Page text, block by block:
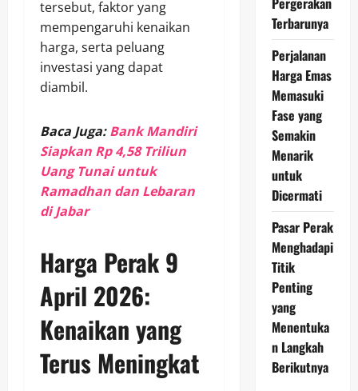
tersebut, faktor yang
mempengaruhi kenaikan
harga, serta peluang
investasi yang dapat
diambil.
Baca Juga:Bank Mandiri
Siapkan Rp 4,58 Triliun
Uang Tunai untuk
Ramadhan dan Lebaran
di Jabar
Harga Perak 9
April 2026:
Kenaikan yang
Terus Meningkat
Terbarunya
Perjalanan
Harga Emas
Memasuki
Fase yang
Semakin
Menarik
untuk
Dicermati
Pasar Perak
Menghadapi
Titik
Penting
yang
Menentuka
n Langkah
Berikutnya